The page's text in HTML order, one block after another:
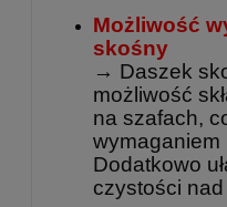
Możliwość
skośny
→ Daszek
możliwość
na szafach,
wymaganiem
Dodatkowo
czystości